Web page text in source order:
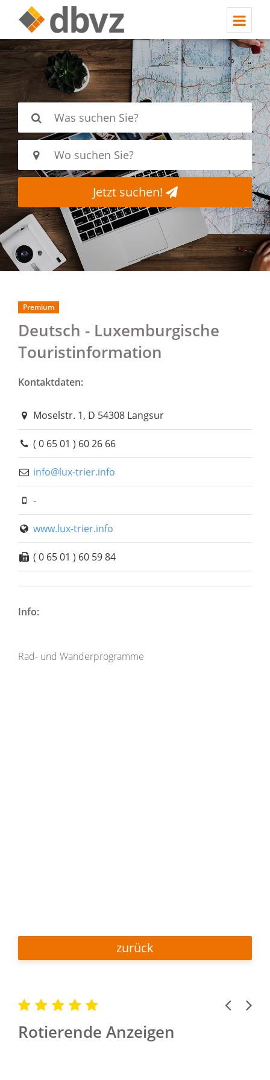
Jetzt suchen!
Deutsch - Luxemburgische
Touristinformation
Premium
Kontaktdaten:
Moselstr. 1, D 54308 Langsur
( 0 65 01 ) 60 26 66
info@lux-trier.info
-
www.lux-trier.info
( 0 65 01 ) 60 59 84
Info:
Rad- und Wanderprogramme
zurück
Rotierende Anzeigen
Previous
Next